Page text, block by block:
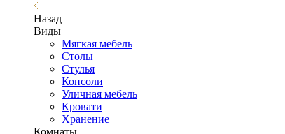
Назад
Виды
Мягкая мебель
Столы
Стулья
Консоли
Уличная мебель
Кровати
Хранение
Комнаты